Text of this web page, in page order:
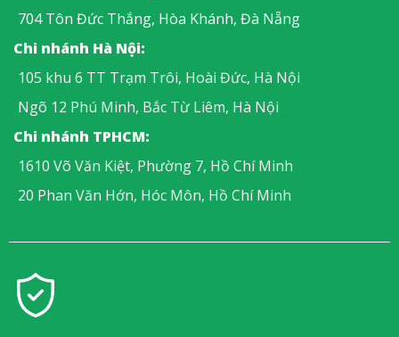
704 Tôn Đức Thắng, Hòa Khánh, Đà Nẵng
Chi nhánh Hà Nội:
105 khu 6 TT Trạm Trôi, Hoài Đức, Hà Nội
Ngõ 12 Phú Minh, Bắc Từ Liêm, Hà Nội
Chi nhánh TPHCM:
1610 Võ Văn Kiệt, Phường 7, Hồ Chí Minh
20 Phan Văn Hớn, Hóc Môn, Hồ Chí Minh